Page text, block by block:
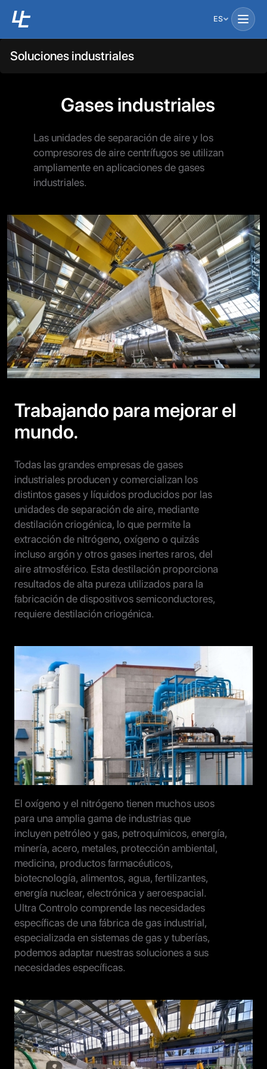
ES
Soluciones industriales
Gases industriales
Las unidades de separación de aire y los
compresores de aire centrífugos se utilizan
ampliamente en aplicaciones de gases
industriales.
Trabajando para mejorar el
mundo.
Todas las grandes empresas de gases
industriales producen y comercializan los
distintos gases y líquidos producidos por las
unidades de separación de aire, mediante
destilación criogénica, lo que permite la
extracción de nitrógeno, oxígeno o quizás
incluso argón y otros gases inertes raros, del
aire atmosférico. Esta destilación proporciona
resultados de alta pureza utilizados para la
fabricación de dispositivos semiconductores,
requiere destilación criogénica.
El oxígeno y el nitrógeno tienen muchos usos
para una amplia gama de industrias que
incluyen petróleo y gas, petroquímicos, energía,
minería, acero, metales, protección ambiental,
medicina, productos farmacéuticos,
biotecnología, alimentos, agua, fertilizantes,
energía nuclear, electrónica y aeroespacial.
Ultra Controlo comprende las necesidades
específicas de una fábrica de gas industrial,
especializada en sistemas de gas y tuberías,
podemos adaptar nuestras soluciones a sus
necesidades específicas.